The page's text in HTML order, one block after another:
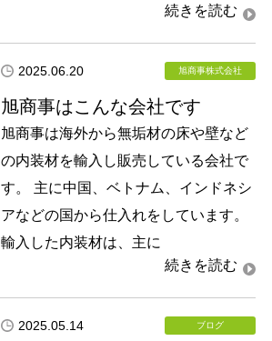
2025.06.20 旭商事株式会社
旭商事はこんな会社です
旭商事は海外から無垢材の床や壁など
の内装材を輸入し販売している会社で
す。 主に中国、ベトナム、インドネシ
アなどの国から仕入れをしています。
輸入した内装材は、主に
2025.05.14 ブログ